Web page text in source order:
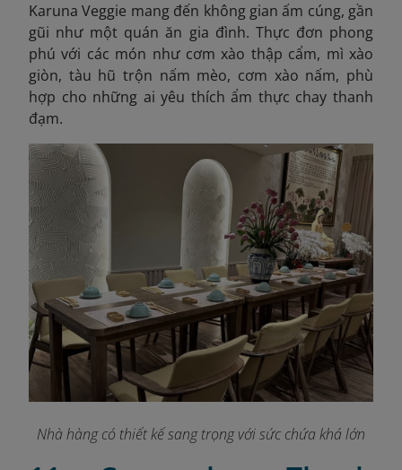
Karuna Veggie mang đến không gian ấm cúng, gần
gũi như một quán ăn gia đình. Thực đơn phong
phú với các món như cơm xào thập cẩm, mì xào
giòn, tàu hũ trộn nấm mèo, cơm xào nấm, phù
hợp cho những ai yêu thích ẩm thực chay thanh
đạm.
Nhà hàng có thiết kế sang trọng với sức chứa khá lớn